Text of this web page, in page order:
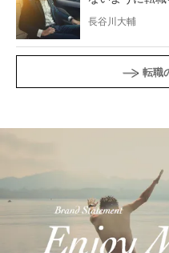
長谷川大輔
転職